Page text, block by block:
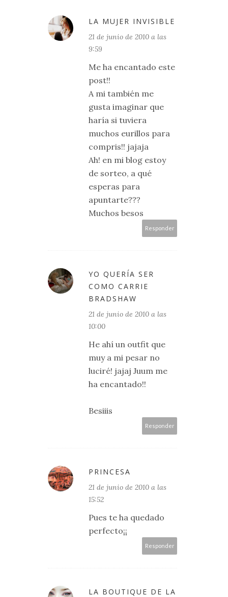
LA MUJER INVISIBLE
21 de junio de 2010 a las
9:59
Me ha encantado este
post!!
A mi también me
gusta imaginar que
haría si tuviera
muchos eurillos para
compris!! jajaja
Ah! en mi blog estoy
de sorteo, a qué
esperas para
apuntarte???
Muchos besos
Responder
YO QUERÍA SER
COMO CARRIE
BRADSHAW
21 de junio de 2010 a las
10:00
He ahí un outfit que
muy a mi pesar no
luciré! jajaj Juum me
ha encantado!!
Besiiis
Responder
PRINCESA
21 de junio de 2010 a las
15:52
Pues te ha quedado
perfecto¡¡
Responder
LA BOUTIQUE DE LA